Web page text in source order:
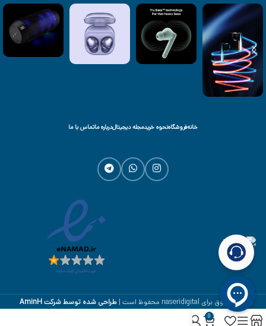
خانهفروشگاهنحوه خریدمجله دیجیتالدرباره ماتماس با ما
تمام حقوق برای naseridigital محفوظ است | طراحی شده توسط شرکتAminH
0